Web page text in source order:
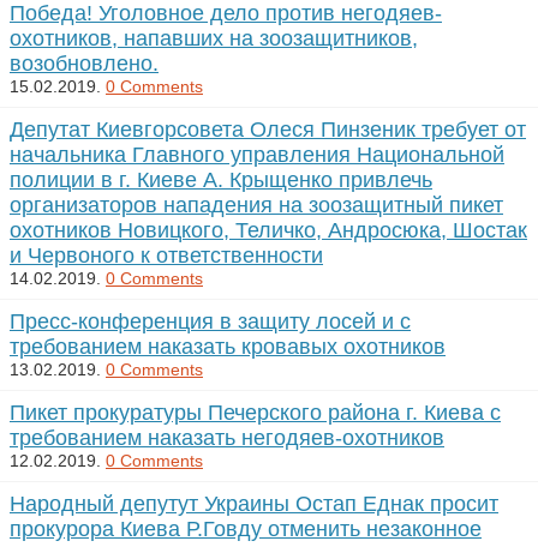
Победа! Уголовное дело против негодяев-
охотников, напавших на зоозащитников,
возобновлено.
15.02.2019. 0 Comments
Депутат Киевгорсовета Олеся Пинзеник требует от
начальника Главного управления Национальной
полиции в г. Киеве А. Крыщенко привлечь
организаторов нападения на зоозащитный пикет
охотников Новицкого, Теличко, Андросюка, Шостак
и Червоного к ответственности
14.02.2019. 0 Comments
Пресс-конференция в защиту лосей и с
требованием наказать кровавых охотников
13.02.2019. 0 Comments
Пикет прокуратуры Печерского района г. Киева с
требованием наказать негодяев-охотников
12.02.2019. 0 Comments
Народный депутут Украины Остап Еднак просит
прокурора Киева Р.Говду отменить незаконное